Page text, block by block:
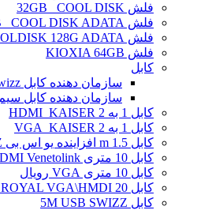
فلش 32GB _COOL DISK
فلش 64GB _COOL DISK ADATA
فلش COOLDISK 128G ADATA
فلش KIOXIA 64GB
کابل
سازمان دهنده کابل swizz
سازمان دهنده کابل
کابل 1 به 2 HDMI_KAISER
کابل 1 به 2 VGA_KAISER
کابل 1.5 m افزاینده یو اس بی swIZZ
کابل 10 متری HDMI Venetolink
کابل 10 متری VGA رویال
کابل 20 M_ROYAL VGA\HMDI
کابل 5M USB SWIZZ